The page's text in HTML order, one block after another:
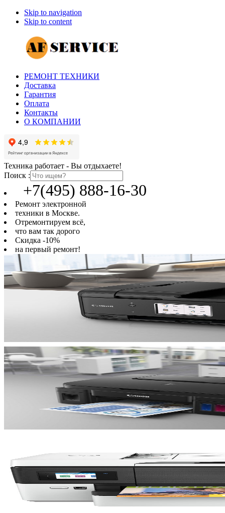
Skip to navigation
Skip to content
РЕМОНТ ТЕХНИКИ
Доставка
Гарантия
Оплата
Контакты
О КОМПАНИИ
Техника работает - Вы отдыхаете!
Поиск :
+7(495) 888-16-30
Ремонт электронной
техники в Москве.
Отремонтируем всё,
что вам так дорого
Скидка -10%
на первый ремонт!